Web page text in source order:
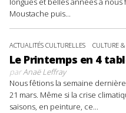
Moustache puis...
ACTUALITÉS CULTURELLES CULTURE &
Le Printemps en 4
parAnaë Leffray
Nous fêtions la semaine
21 mars. Même si la crise
saisons, en peinture, ce...